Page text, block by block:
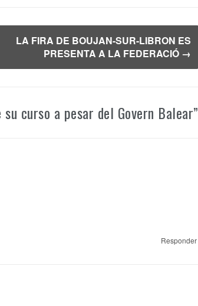
LA FIRA DE BOUJAN-SUR-LIBRON ES
PRESENTA A LA FEDERACIÓ →
curso a pesar del Govern Balear”
Responder